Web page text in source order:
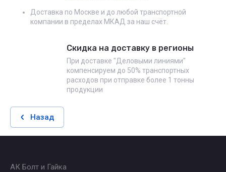
Доставка по Москве и до любой транспортной
компании в пределах МКАД за наш счёт.
Скидка на доставку в регионы
При доставке "Деловыми линиями"
компенсируем до 50% транспортных
расходов при отправке более 1 тонны
продукции
Назад
АК Болт и Гайка